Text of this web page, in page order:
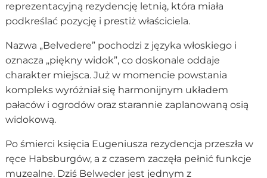
reprezentacyjną rezydencję letnią, która miała
podkreślać pozycję i prestiż właściciela.
Nazwa „Belvedere” pochodzi z języka włoskiego i
oznacza „piękny widok”, co doskonale oddaje
charakter miejsca. Już w momencie powstania
kompleks wyróżniał się harmonijnym układem
pałaców i ogrodów oraz starannie zaplanowaną osią
widokową.
Po śmierci księcia Eugeniusza rezydencja przeszła w
ręce Habsburgów, a z czasem zaczęła pełnić funkcje
muzealne. Dziś Belweder jest jednym z